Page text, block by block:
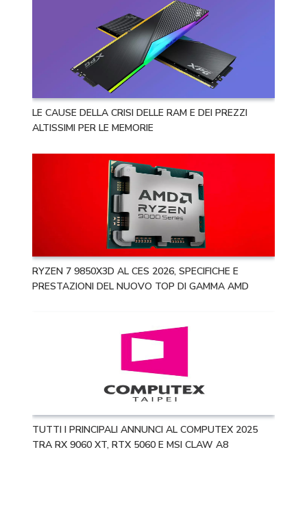
LE CAUSE DELLA CRISI DELLE RAM E DEI PREZZI
ALTISSIMI PER LE MEMORIE
RYZEN 7 9850X3D AL CES 2026, SPECIFICHE E
PRESTAZIONI DEL NUOVO TOP DI GAMMA AMD
TUTTI I PRINCIPALI ANNUNCI AL COMPUTEX 2025
TRA RX 9060 XT, RTX 5060 E MSI CLAW A8